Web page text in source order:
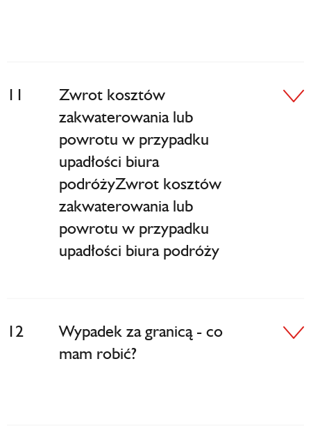
11
Zwrot kosztów
zakwaterowania lub
powrotu w przypadku
upadłości biura
podróżyZwrot kosztów
zakwaterowania lub
powrotu w przypadku
upadłości biura podróży
12
Wypadek za granicą - co
mam robić?